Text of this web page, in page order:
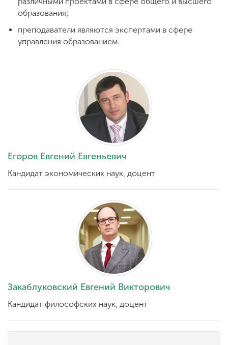
образования;
преподаватели являются экспертами в сфере
управления образованием.
Егоров Евгений Евгеньевич
Кандидат экономических наук, доцент
Закаблуковский Евгений Викторович
Кандидат философских наук, доцент